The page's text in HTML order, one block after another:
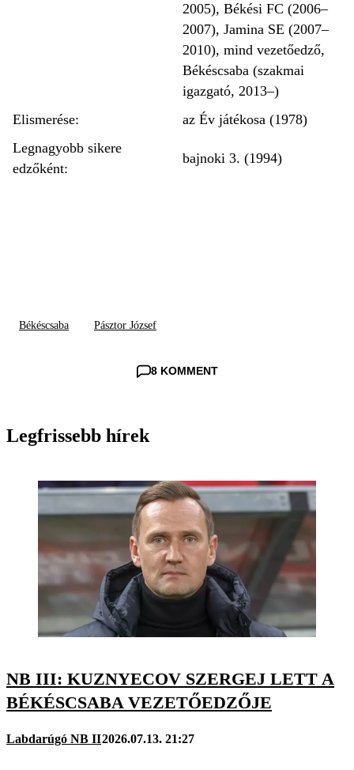
2005), Békési FC (2006–
2007), Jamina SE (2007–
2010), mind vezetőedző,
Békéscsaba (szakmai
igazgató, 2013–)
Elismerése:
az Év játékosa (1978)
Legnagyobb sikere
edzőként:
bajnoki 3. (1994)
Békéscsaba Pásztor József
8 KOMMENT
Legfrissebb hírek
NB III: KUZNYECOV SZERGEJ LETT A
BÉKÉSCSABA VEZETŐEDZŐJE
Labdarúgó NB II2026.07.13. 21:27